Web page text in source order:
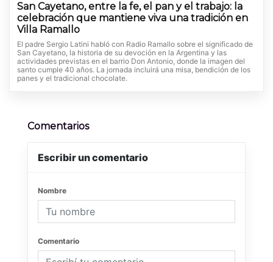
San Cayetano, entre la fe, el pan y el trabajo: la
celebración que mantiene viva una tradición en
Villa Ramallo
El padre Sergio Latini habló con Radio Ramallo sobre el significado de
San Cayetano, la historia de su devoción en la Argentina y las
actividades previstas en el barrio Don Antonio, donde la imagen del
santo cumple 40 años. La jornada incluirá una misa, bendición de los
panes y el tradicional chocolate.
Comentarios
Escribir un comentario
Nombre
Comentario